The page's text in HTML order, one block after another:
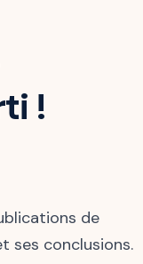
!
de
ses conclusions.